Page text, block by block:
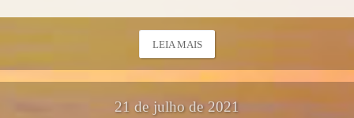
LEIA MAIS
21 de julho de 2021